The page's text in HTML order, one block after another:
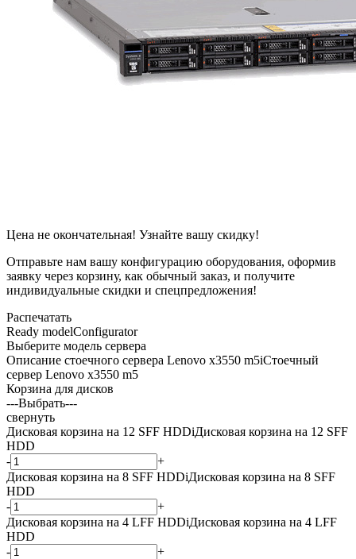
Цена не окончательная! Узнайте вашу скидку!
Отправьте нам вашу конфигурацию оборудования, оформив
заявку через корзину, как обычный заказ, и получите
индивидуальные скидки и спецпредложения!
Распечатать
Ready modelConfigurator
Выберите модель сервера
Описание стоечного сервера Lenovo x3550 m5iСтоечный
сервер Lenovo x3550 m5
Корзина для дисков
---Выбрать---
свернуть
Дисковая корзина на 12 SFF HDDiДисковая корзина на 12 SFF
HDD
-
+
Дисковая корзина на 8 SFF HDDiДисковая корзина на 8 SFF
HDD
-
+
Дисковая корзина на 4 LFF HDDiДисковая корзина на 4 LFF
HDD
-
+